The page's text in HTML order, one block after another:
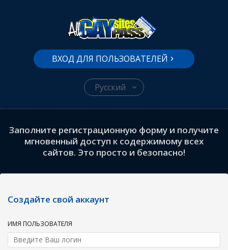
Русский
ВХОД ДЛЯ ПОЛЬЗОВАТЕЛЕЙ
Заполните регистрационную форму и получите
мгновенный доступ к содержимому всех
сайтов. Это просто и безопасно!
Создайте свой аккаунт
ИМЯ ПОЛЬЗОВАТЕЛЯ